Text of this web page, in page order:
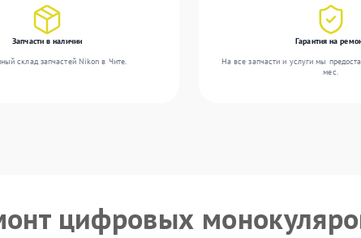
Запчасти в наличии
склад запчастей Nikon в Чите.
Гарантия на
На все запчасти и услуги мы
мес.
цифровых